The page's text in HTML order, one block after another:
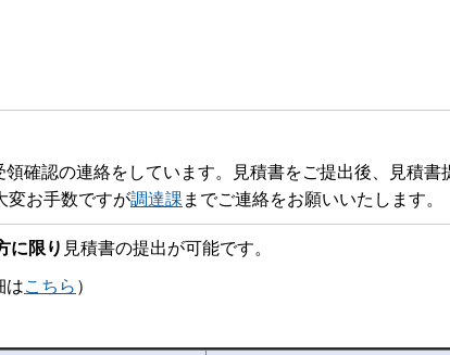
確認の連絡をしています。見積書をご提出後、見積書
変お手数ですが調達課 までご連絡をお願いいたします。
に限り 見積書の提出が可能です。
こちら ）